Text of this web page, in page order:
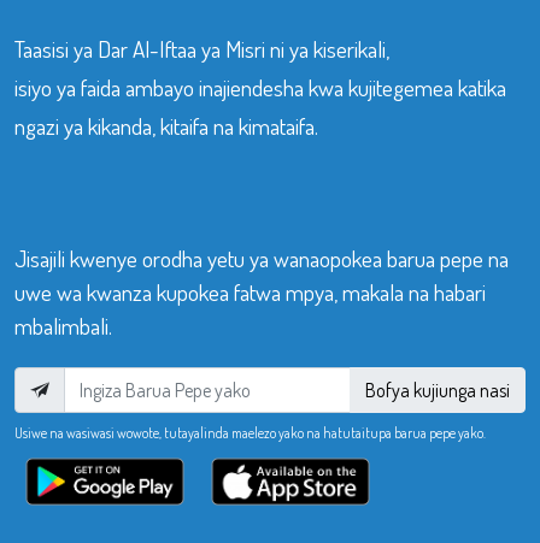
Taasisi ya Dar Al-Iftaa ya Misri ni ya kiserikali,
isiyo ya faida ambayo inajiendesha kwa kujitegemea katika
ngazi ya kikanda, kitaifa na kimataifa.
Jisajili kwenye orodha yetu ya wanaopokea barua pepe na
uwe wa kwanza kupokea fatwa mpya, makala na habari
mbalimbali.
Bofya kujiunga nasi
Usiwe na wasiwasi wowote, tutayalinda maelezo yako na hatutaitupa barua pepe yako.